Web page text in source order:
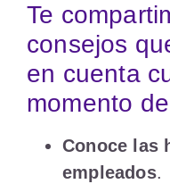
Te
consejos
en cuenta
momento
Conoce las
empleados.